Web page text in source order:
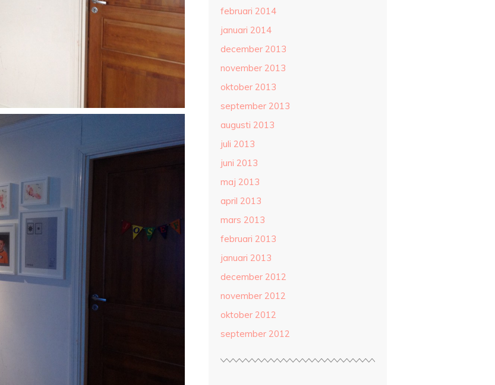
februari 2014
januari 2014
december 2013
november 2013
oktober 2013
september 2013
augusti 2013
juli 2013
juni 2013
maj 2013
april 2013
mars 2013
februari 2013
januari 2013
december 2012
november 2012
oktober 2012
september 2012